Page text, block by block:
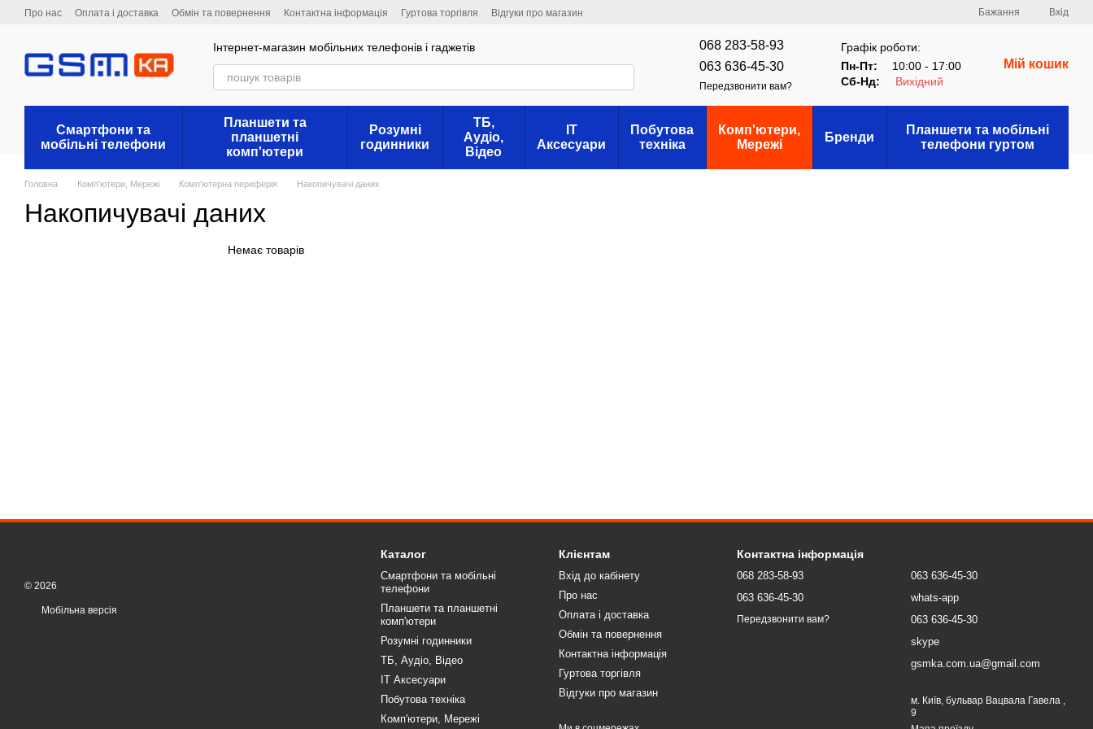
Перейти до основного контенту
Про нас Оплата і доставка Обмін та повернення Контактна інформація Гуртова торгівля Відгуки про магазин Бажання Вхід
Інтернет-магазин мобільних телефонів і гаджетів
068 283-58-93
063 636-45-30
Передзвонити вам?
Графік роботи:
Пн-Пт:
10:00 - 17:00
Сб-Нд:
Вихідний
Мій кошик
Смартфони та
мобільні телефони
Планшети та
планшетні
комп'ютери
Розумні
годинники
ТБ,
Аудіо,
Відео
IT
Аксесуари
Побутова
техніка
Комп'ютери,
Мережі
Бренди
Планшети та мобільні
телефони гуртом
Головна Комп'ютери, Мережі Комп'ютерна периферія Накопичувачі даних
Накопичувачі даних
Немає товарів
© 2026
Мобільна версія
Каталог
Смартфони та мобільні
телефони
Планшети та планшетні
комп'ютери
Розумні годинники
ТБ, Аудіо, Відео
IT Аксесуари
Побутова техніка
Комп'ютери, Мережі
Клієнтам
Вхід до кабінету
Про нас
Оплата і доставка
Обмін та повернення
Контактна інформація
Гуртова торгівля
Відгуки про магазин
Контактна інформація
068 283-58-93
063 636-45-30
Передзвонити вам?
063 636-45-30
whats-app
063 636-45-30
skype
gsmka.com.ua@gmail.com
м. Київ, бульвар Вацвала Гавела ,
9